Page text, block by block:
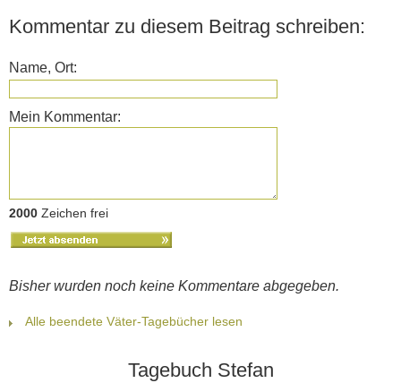
Kommentar zu diesem Beitrag schreiben:
Name, Ort:
Mein Kommentar:
2000 Zeichen frei
Bisher wurden noch keine Kommentare abgegeben.
Alle beendete Väter-Tagebücher lesen
Tagebuch Stefan